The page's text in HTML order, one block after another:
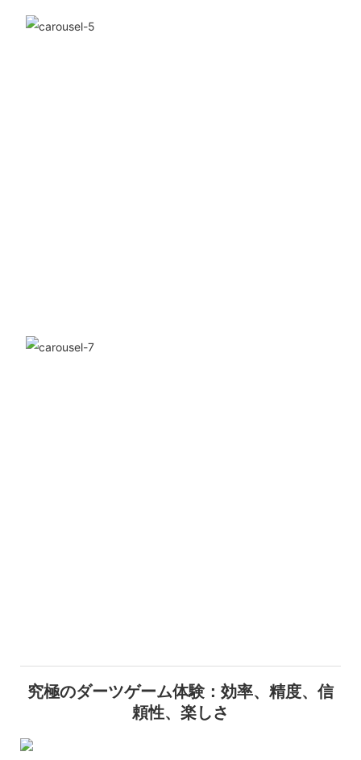
究極のダーツゲーム体験：効率、精度、信
頼性、楽しさ